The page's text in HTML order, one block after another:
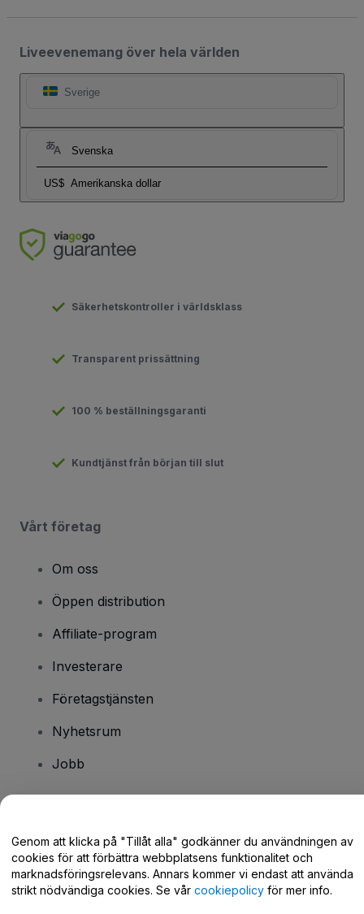
Liveevenemang över hela världen
Sverige
Svenska
US$ Amerikanska dollar
Säkerhetskontroller i världsklass
Transparent prissättning
100 % beställningsgaranti
Kundtjänst från början till slut
Vårt företag
Om oss
Öppen distribution
Affiliate-program
Investerare
Företagstjänsten
Nyhetsrum
Jobb
Hjälpcenter / Kontakta oss
Genom att klicka på "Tillåt alla" godkänner du användningen av
cookies för att förbättra webbplatsens funktionalitet och
marknadsföringsrelevans. Annars kommer vi endast att använda
strikt nödvändiga cookies. Se vår cookiepolicy för mer info.